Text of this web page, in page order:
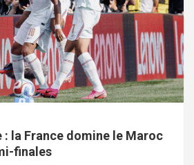
: la France domine le Maroc
finales